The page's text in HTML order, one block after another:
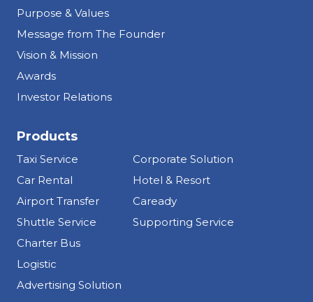
Purpose & Values
Message from The Founder
Vision & Mission
Awards
Investor Relations
Products
Taxi Service
Car Rental
Airport Transfer
Shuttle Service
Charter Bus
Logistic
Advertising Solution
Corporate Solution
Hotel & Resort
Caready
Supporting Service